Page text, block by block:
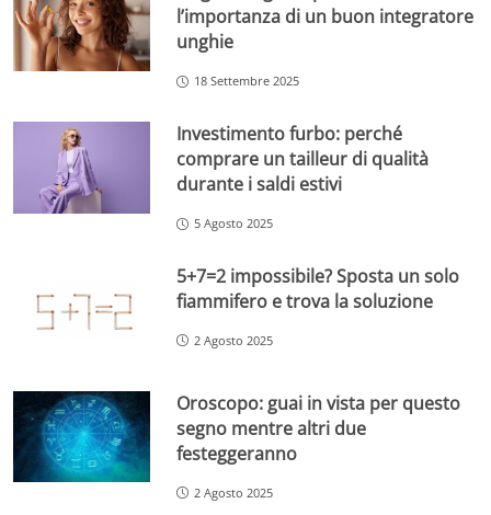
l’importanza di un buon integratore
unghie
18 Settembre 2025
Investimento furbo: perché
comprare un tailleur di qualità
durante i saldi estivi
5 Agosto 2025
5+7=2 impossibile? Sposta un solo
fiammifero e trova la soluzione
2 Agosto 2025
Oroscopo: guai in vista per questo
segno mentre altri due
festeggeranno
2 Agosto 2025